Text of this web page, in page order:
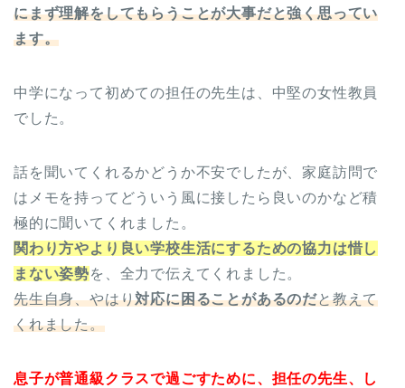
にまず理解をしてもらうことが大事だと強く思ってい
ます。
中学になって初めての担任の先生は、中堅の女性教員
でした。
話を聞いてくれるかどうか不安でしたが、家庭訪問で
はメモを持ってどういう風に接したら良いのかなど積
極的に聞いてくれました。
関わり方やより良い学校生活にするための協力は惜し
まない姿勢を、全力で伝えてくれました。
先生自身、やはり対応に困ることがあるのだと教えて
くれました。
息子が普通級クラスで過ごすために、担任の先生、し